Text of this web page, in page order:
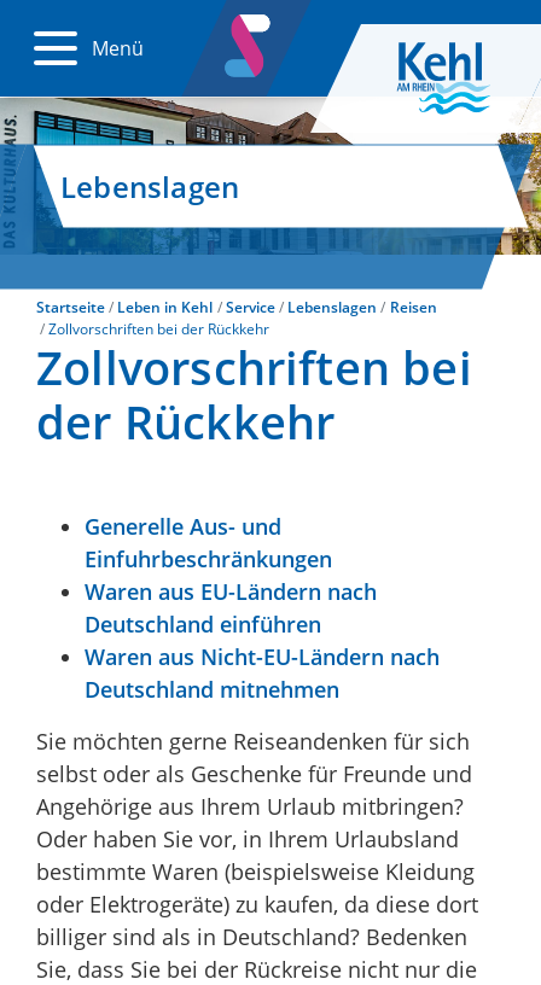
Menü
Lebenslagen
Startseite Leben in Kehl Service Lebenslagen
Reisen
Zollvorschriften bei der Rückkehr
Zollvorschriften bei
der Rückkehr
Generelle Aus- und
Einfuhrbeschränkungen
Waren aus EU-Ländern nach
Deutschland einführen
Waren aus Nicht-EU-Ländern nach
Deutschland mitnehmen
Sie möchten gerne Reiseandenken für sich
selbst oder als Geschenke für Freunde und
Angehörige aus Ihrem Urlaub mitbringen?
Oder haben Sie vor, in Ihrem Urlaubsland
bestimmte Waren (beispielsweise Kleidung
oder Elektrogeräte) zu kaufen, da diese dort
billiger sind als in Deutschland? Bedenken
Sie, dass Sie bei der Rückreise nicht nur die